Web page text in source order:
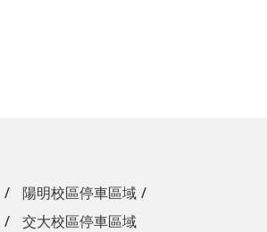
陽明校區停車區域
交大校區停車區域